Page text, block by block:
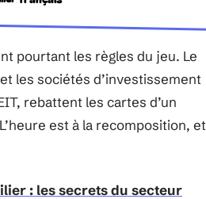
pourtant les règles du jeu. Le
les sociétés d’investissement
rebattent les cartes d’un
est à la recomposition, et
: les secrets du secteur